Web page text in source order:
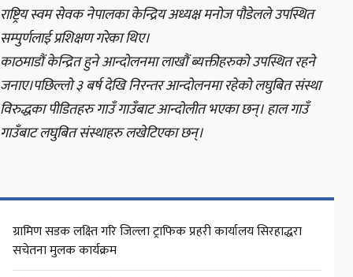
राष्ट्रिय स्वम सेवक नेपालका केन्द्रिय अध्यक्ष मनोज पौडेलले उपस्थित
सम्पुर्णलाई प्रशिक्षण गरेका थिए।
काठमाडौं केन्द्रित हुने आन्दोलनमा लाखौं ब्यक्तीहरुको उपस्थित रहने
जनाए।पछिल्लो ३ बर्ष देखि निरन्तर आन्दोलनमा रहेको लघुबित संस्था
विरुद्धका पीडितहरु गाउँ गाउँबाट आन्दोलीत भएका छन्। हाल गाउँ
गाउँबाट लघुबित संस्थाहरु लखेटिएका छन्।
ग्रामिण सडक लक्ष्ति गरि जिल्ला ट्राफिक प्रहरी कार्यालय सिरहाद्धरा
सचेतना मुलक कार्यक्रम